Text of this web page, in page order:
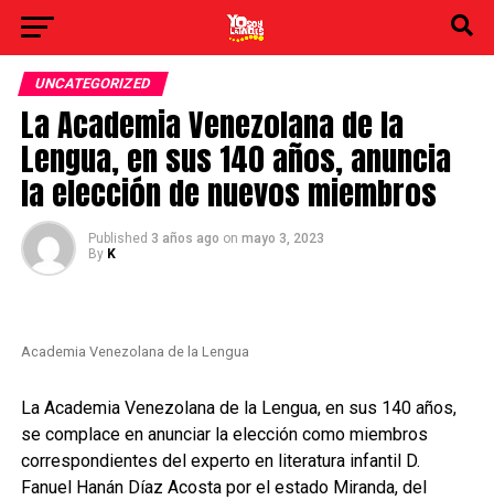
UNCATEGORIZED
La Academia Venezolana de la
Lengua, en sus 140 años, anuncia
la elección de nuevos miembros
Published 3 años ago on mayo 3, 2023
By K
Academia Venezolana de la Lengua
La Academia Venezolana de la Lengua, en sus 140 años,
se complace en anunciar la elección como miembros
correspondientes del experto en literatura infantil D.
Fanuel Hanán Díaz Acosta por el estado Miranda, del